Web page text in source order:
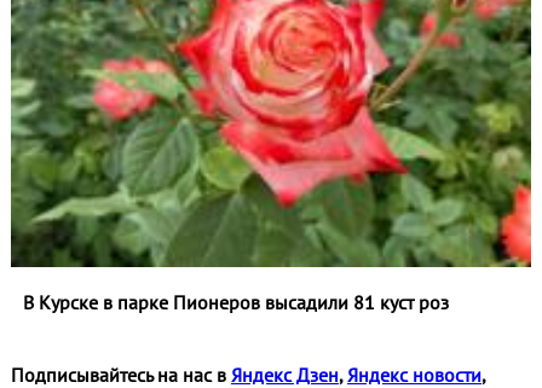
В Курске в парке Пионеров высадили 81 куст роз
Подписывайтесь на нас в Яндекс Дзен, Яндекс новости,